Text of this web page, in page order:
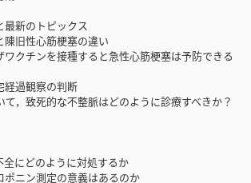
のトピックス
性心筋梗塞の違い
チンを接種すると急性心筋梗塞は予防できる
過観察の判断
，致死的な不整脈はどのように診療すべきか？
どのように対処するか
ン測定の意義はあるのか